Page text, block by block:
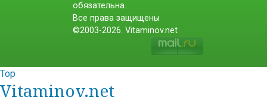
обязательна.
Все права защищены
©2003-2026. Vitaminov.net
Top
Vitaminov.net